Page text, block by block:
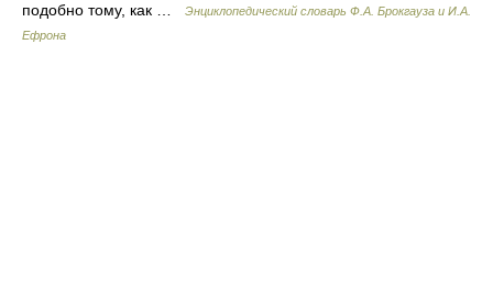
подобно тому, как …
Энциклопедический словарь Ф.А. Брокгауза и И.А.
Ефрона